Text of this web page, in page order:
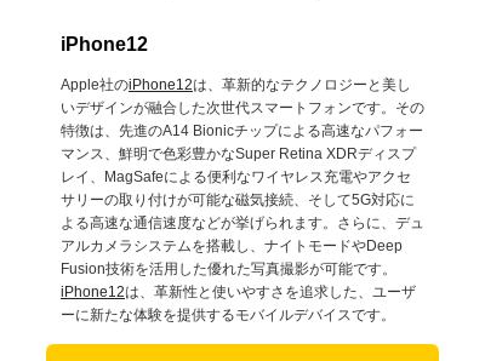
iPhone12
Apple社のiPhone12は、革新的なテクノロジーと美し
いデザインが融合した次世代スマートフォンです。その
特徴は、先進のA14 Bionicチップによる高速なパフォー
マンス、鮮明で色彩豊かなSuper Retina XDRディスプ
レイ、MagSafeによる便利なワイヤレス充電やアクセ
サリーの取り付けが可能な磁気接続、そして5G対応に
よる高速な通信速度などが挙げられます。さらに、デュ
アルカメラシステムを搭載し、ナイトモードやDeep
Fusion技術を活用した優れた写真撮影が可能です。
iPhone12は、革新性と使いやすさを追求した、ユーザ
ーに新たな体験を提供するモバイルデバイスです。